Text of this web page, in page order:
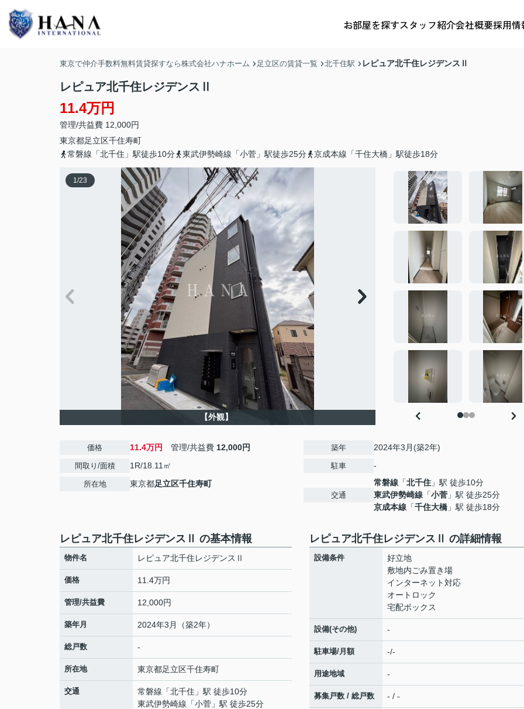
お部屋を探すスタッフ紹介会社概要採用情
東京で仲介手数料無料賃貸探すなら株式会社ハナホーム 足立区の賃貸一覧 北千住駅 レピュア北千住レジデンスⅡ
レピュア北千住レジデンスⅡ
11.4万円
管理/共益費 12,000円
東京都足立区千住寿町
常磐線「北千住」駅徒歩10分
東武伊勢崎線「小菅」駅徒歩25分 京成本線「千住大橋」駅徒歩18分
1/23
【外観】
価格 11.4万円 管理/共益費 12,000円
間取り/面積 1R/18.11㎡
所在地 東京都足立区千住寿町
築年 2024年3月(築2年)
駐車 -
交通
常磐線 「北千住 」駅 徒歩10分
東武伊勢崎線 「小菅 」駅 徒歩25分
京成本線 「千住大橋 」駅 徒歩18分
レピュア北千住レジデンスⅡ の基本情報
物件名 レピュア北千住レジデンスⅡ
価格 11.4万円
管理/共益費 12,000円
築年月 2024年3月（築2年）
総戸数 -
所在地 東京都足立区千住寿町
交通 常磐線 「北千住 」駅 徒歩10分
東武伊勢崎線 「小菅 」駅 徒歩25分
レピュア北千住レジデンスⅡ の詳細情報
設備条件
好立地
敷地内ごみ置き場
インターネット対応
オートロック
宅配ボックス
設備(その他) -
駐車場/月額 -/-
用途地域 -
募集戸数 / 総戸数 - / -